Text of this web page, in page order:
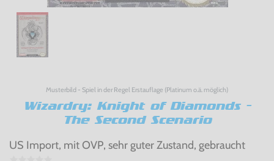
Musterbild - Spiel in der Regel Erstauflage (Platinum o.ä. möglich)
Wizardry: Knight of Diamonds -
The Second Scenario
US Import, mit OVP, sehr guter Zustand, gebraucht